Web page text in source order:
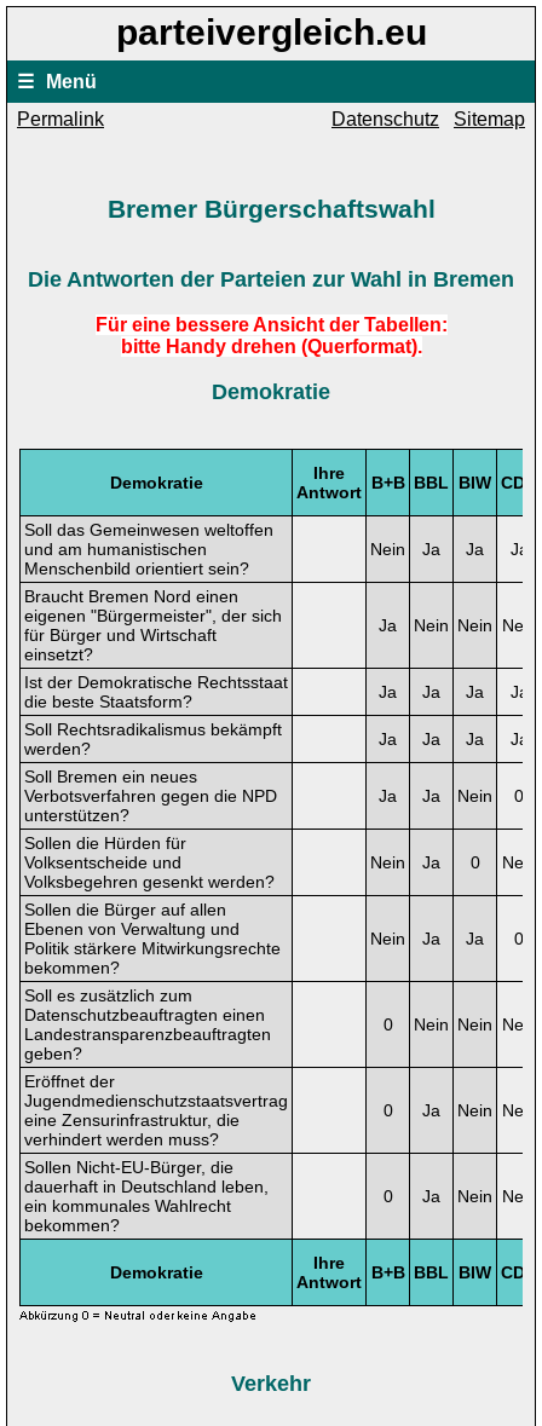
parteivergleich.eu
☰
Menü
Permalink
Datenschutz Sitemap
Bremer Bürgerschaftswahl
Die Antworten der Parteien zur Wahl in Bremen
Für eine bessere Ansicht der Tabellen:
bitte Handy drehen (Querformat).
Demokratie
Demokratie
Ihre
Antwort B+B BBL BIW CDU
Soll das Gemeinwesen weltoffen
und am humanistischen
Menschenbild orientiert sein?
Nein Ja Ja Ja
Braucht Bremen Nord einen
eigenen "Bürgermeister", der sich
für Bürger und Wirtschaft
einsetzt?
Ja Nein Nein Nein
Ist der Demokratische Rechtsstaat
die beste Staatsform?
Ja Ja Ja
Ja
Soll Rechtsradikalismus bekämpft
werden?
Ja Ja Ja
Ja
Soll Bremen ein neues
Verbotsverfahren gegen die NPD
unterstützen?
Ja Ja Nein 0
Sollen die Hürden für
Volksentscheide und
Volksbegehren gesenkt werden?
Nein Ja 0 Nein
Sollen die Bürger auf allen
Ebenen von Verwaltung und
Politik stärkere Mitwirkungsrechte
bekommen?
Nein Ja Ja 0
Soll es zusätzlich zum
Datenschutzbeauftragten einen
Landestransparenzbeauftragten
geben?
0 Nein Nein Nein
Eröffnet der
Jugendmedienschutzstaatsvertrag
eine Zensurinfrastruktur, die
verhindert werden muss?
0 Ja Nein Nein
Sollen Nicht-EU-Bürger, die
dauerhaft in Deutschland leben,
ein kommunales Wahlrecht
bekommen?
0 Ja Nein Nein
Demokratie
Ihre
Antwort B+B BBL BIW CDU
Verkehr